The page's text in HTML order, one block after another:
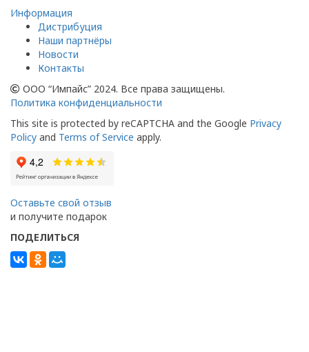
Информация
Дистрибуция
Наши партнёры
Новости
Контакты
ООО “Импайс” 2024. Все права защищены.
Политика конфиденциальности
This site is protected by reCAPTCHA and the Google Privacy
Policy and Terms of Service apply.
Оставьте свой отзыв
и получите подарок
ПОДЕЛИТЬСЯ